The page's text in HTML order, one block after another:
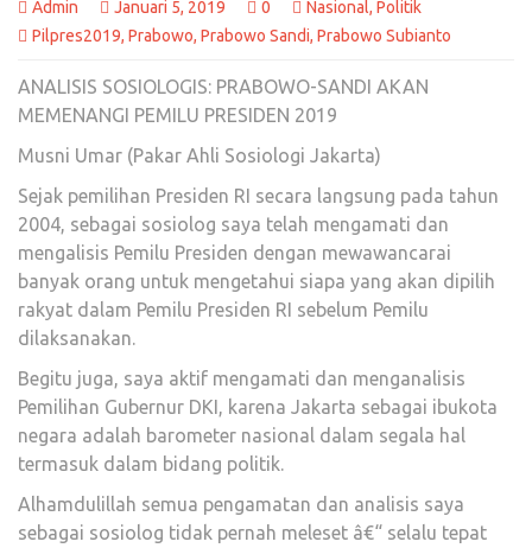
Admin Januari 5, 2019 0 Nasional, Politik
Pilpres2019, Prabowo, Prabowo Sandi, Prabowo Subianto
ANALISIS SOSIOLOGIS: PRABOWO-SANDI AKAN
MEMENANGI PEMILU PRESIDEN 2019
Musni Umar (Pakar Ahli Sosiologi Jakarta)
Sejak pemilihan Presiden RI secara langsung pada tahun
2004, sebagai sosiolog saya telah mengamati dan
mengalisis Pemilu Presiden dengan mewawancarai
banyak orang untuk mengetahui siapa yang akan dipilih
rakyat dalam Pemilu Presiden RI sebelum Pemilu
dilaksanakan.
Begitu juga, saya aktif mengamati dan menganalisis
Pemilihan Gubernur DKI, karena Jakarta sebagai ibukota
negara adalah barometer nasional dalam segala hal
termasuk dalam bidang politik.
Alhamdulillah semua pengamatan dan analisis saya
sebagai sosiolog tidak pernah meleset â€“ selalu tepat